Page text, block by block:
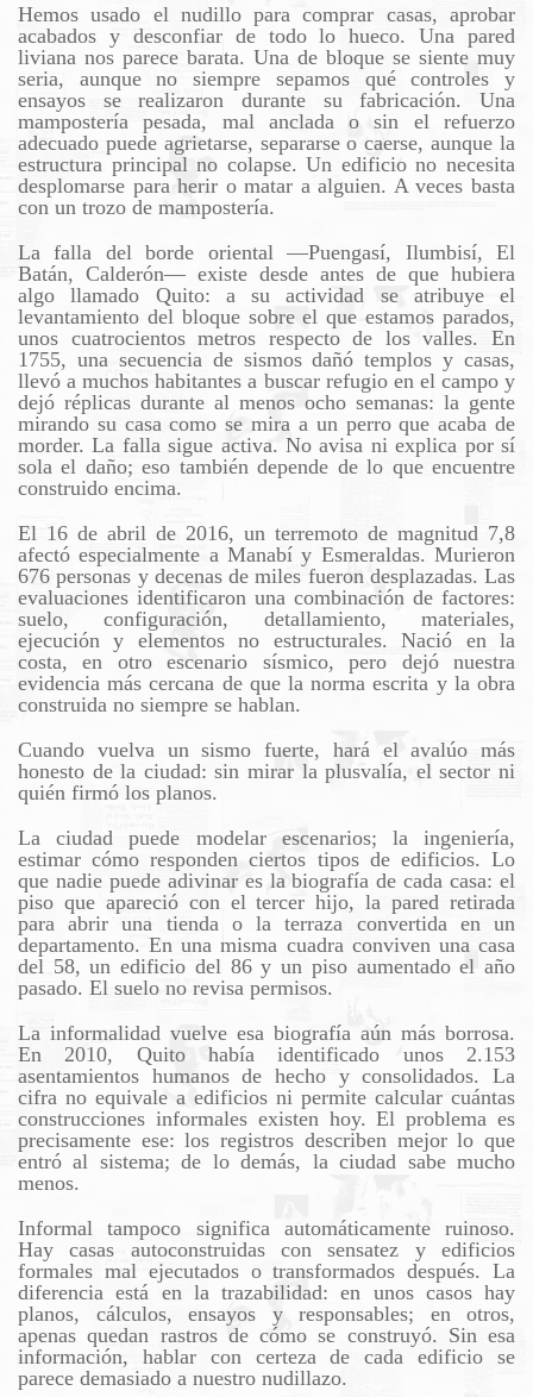
Hemos usado el nudillo para comprar casas, aprobar
acabados y desconfiar de todo lo hueco. Una pared
liviana nos parece barata. Una de bloque se siente muy
seria, aunque no siempre sepamos qué controles y
ensayos se realizaron durante su fabricación. Una
mampostería pesada, mal anclada o sin el refuerzo
adecuado puede agrietarse, separarse o caerse, aunque la
estructura principal no colapse. Un edificio no necesita
desplomarse para herir o matar a alguien. A veces basta
con un trozo de mampostería.
La falla del borde oriental —Puengasí, Ilumbisí, El
Batán, Calderón— existe desde antes de que hubiera
algo llamado Quito: a su actividad se atribuye el
levantamiento del bloque sobre el que estamos parados,
unos cuatrocientos metros respecto de los valles. En
1755, una secuencia de sismos dañó templos y casas,
llevó a muchos habitantes a buscar refugio en el campo y
dejó réplicas durante al menos ocho semanas: la gente
mirando su casa como se mira a un perro que acaba de
morder. La falla sigue activa. No avisa ni explica por sí
sola el daño; eso también depende de lo que encuentre
construido encima.
El 16 de abril de 2016, un terremoto de magnitud 7,8
afectó especialmente a Manabí y Esmeraldas. Murieron
676 personas y decenas de miles fueron desplazadas. Las
evaluaciones identificaron una combinación de factores:
suelo, configuración, detallamiento, materiales,
ejecución y elementos no estructurales. Nació en la
costa, en otro escenario sísmico, pero dejó nuestra
evidencia más cercana de que la norma escrita y la obra
construida no siempre se hablan.
Cuando vuelva un sismo fuerte, hará el avalúo más
honesto de la ciudad: sin mirar la plusvalía, el sector ni
quién firmó los planos.
La ciudad puede modelar escenarios; la ingeniería,
estimar cómo responden ciertos tipos de edificios. Lo
que nadie puede adivinar es la biografía de cada casa: el
piso que apareció con el tercer hijo, la pared retirada
para abrir una tienda o la terraza convertida en un
departamento. En una misma cuadra conviven una casa
del 58, un edificio del 86 y un piso aumentado el año
pasado. El suelo no revisa permisos.
La informalidad vuelve esa biografía aún más borrosa.
En 2010, Quito había identificado unos 2.153
asentamientos humanos de hecho y consolidados. La
cifra no equivale a edificios ni permite calcular cuántas
construcciones informales existen hoy. El problema es
precisamente ese: los registros describen mejor lo que
entró al sistema; de lo demás, la ciudad sabe mucho
menos.
Informal tampoco significa automáticamente ruinoso.
Hay casas autoconstruidas con sensatez y edificios
formales mal ejecutados o transformados después. La
diferencia está en la trazabilidad: en unos casos hay
planos, cálculos, ensayos y responsables; en otros,
apenas quedan rastros de cómo se construyó. Sin esa
información, hablar con certeza de cada edificio se
parece demasiado a nuestro nudillazo.